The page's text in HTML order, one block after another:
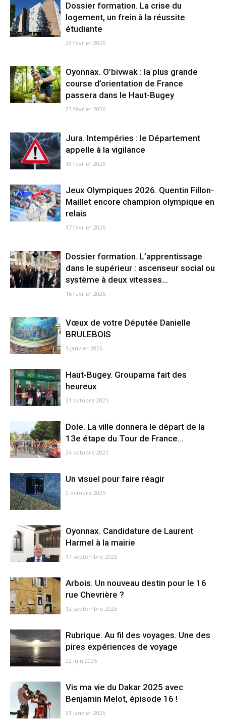
Dossier formation. La crise du
logement, un frein à la réussite
étudiante
23 février 2026
Oyonnax. O’bivwak : la plus grande
course d’orientation de France
passera dans le Haut-Bugey
23 février 2026
Jura. Intempéries : le Département
appelle à la vigilance
18 février 2026
Jeux Olympiques 2026. Quentin Fillon-
Maillet encore champion olympique en
relais
17 février 2026
Dossier formation. L’apprentissage
dans le supérieur : ascenseur social ou
système à deux vitesses...
16 février 2026
Vœux de votre Députée Danielle
BRULEBOIS
5 janvier 2026
Haut-Bugey. Groupama fait des
heureux
31 octobre 2025
Dole. La ville donnera le départ de la
13e étape du Tour de France...
24 octobre 2025
Un visuel pour faire réagir
2 octobre 2025
Oyonnax. Candidature de Laurent
Harmel à la mairie
17 septembre 2025
Arbois. Un nouveau destin pour le 16
rue Chevrière ?
12 septembre 2025
Rubrique. Au fil des voyages. Une des
pires expériences de voyage
22 juin 2025
Vis ma vie du Dakar 2025 avec
Benjamin Melot, épisode 16 !
21 janvier 2025